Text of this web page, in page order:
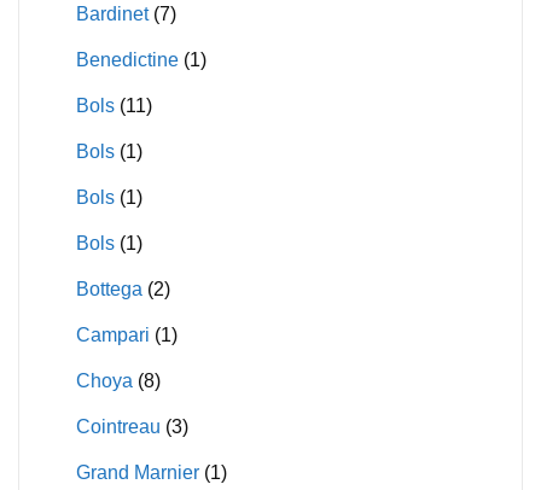
Bardinet (7)
Benedictine (1)
Bols (11)
Bols (1)
Bols (1)
Bols (1)
Bottega (2)
Campari (1)
Choya (8)
Cointreau (3)
Grand Marnier (1)